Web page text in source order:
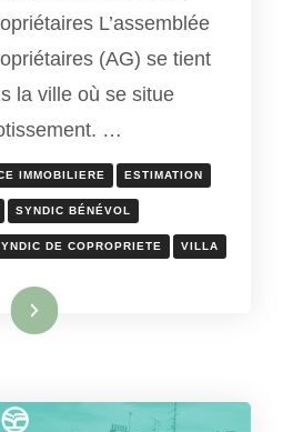
L’assemblée
(AG) se tient
la ville où se situe
…
IMMOBILIERE ESTIMATION
SYNDIC BÉNÉVOL
DE COPROPRIETE VILLA